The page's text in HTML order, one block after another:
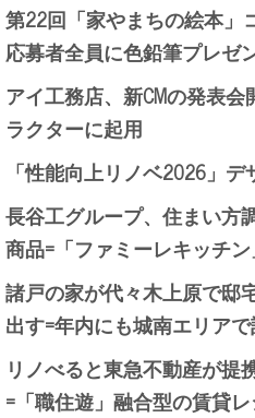
第22回「家やまちの絵本」
応募者全員に色鉛筆プレゼ
アイ工務店、新CMの発表
ラクターに起用
「性能向上リノベ2026」デ
長谷工グループ、住まい方
商品=「ファミーレキッチ
諸戸の家が代々木上原で邸
出す=年内にも城南エリア
リノべると東急不動産が提
=「職住遊」融合型の賃貸